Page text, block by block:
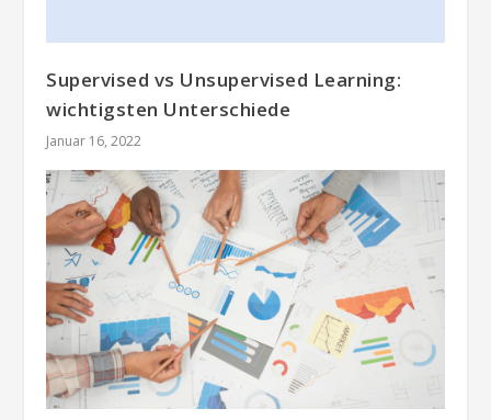
Supervised vs Unsupervised Learning:
wichtigsten Unterschiede
Januar 16, 2022